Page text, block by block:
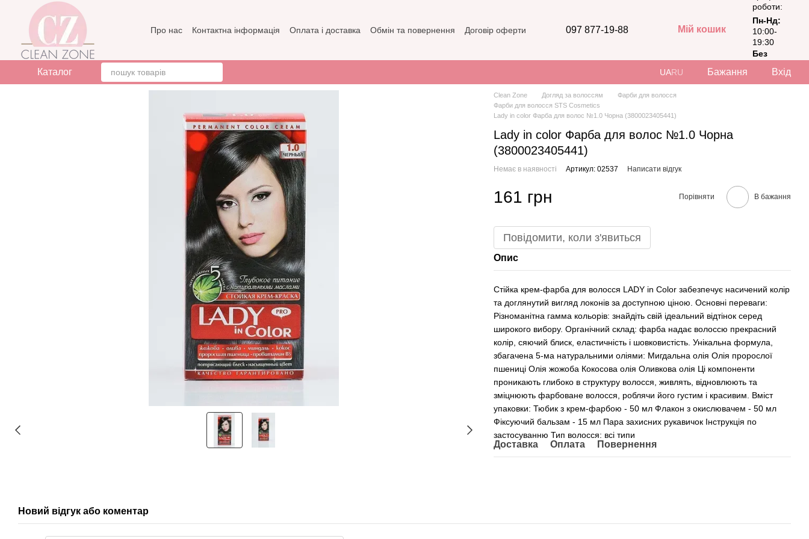
Перейти до основного контенту
Про нас Контактна інформація Оплата і доставка Обмін та повернення
Договір оферти
097 877-19-88 Мій кошик
роботи:
Пн-Нд:
10:00-
19:30
Без
Каталог UARU Бажання Вхід
Clean Zone Догляд за волоссям
Фарби для волосся
Фарби для волосся STS Cosmetics
Lady in color Фарба для волос №1.0 Чорна (3800023405441)
Lady in color Фарба для волос №1.0 Чорна
(3800023405441)
Немає в наявності Артикул: 02537 Написати відгук
161 грн Порівняти В бажання
Повідомити, коли з'явиться
Опис
Стійка крем-фарба для волосся LADY in Color забезпечує насичений колір
та доглянутий вигляд локонів за доступною ціною. Основні переваги:
Різноманітна гамма кольорів: знайдіть свій ідеальний відтінок серед
широкого вибору. Органічний склад: фарба надає волоссю прекрасний
колір, сяючий блиск, еластичність і шовковистість. Унікальна формула,
збагачена 5-ма натуральними оліями: Мигдальна олія Олія пророслої
пшениці Олія жожоба Кокосова олія Оливкова олія Ці компоненти
проникають глибоко в структуру волосся, живлять, відновлюють та
зміцнюють фарбоване волосся, роблячи його густим і красивим. Вміст
упаковки: Тюбик з крем-фарбою - 50 мл Флакон з окислювачем - 50 мл
Фіксуючий бальзам - 15 мл Пара захисних рукавичок Інструкція по
застосуванню Тип волосся: всі типи
Доставка Оплата Повернення
Новий відгук або коментар